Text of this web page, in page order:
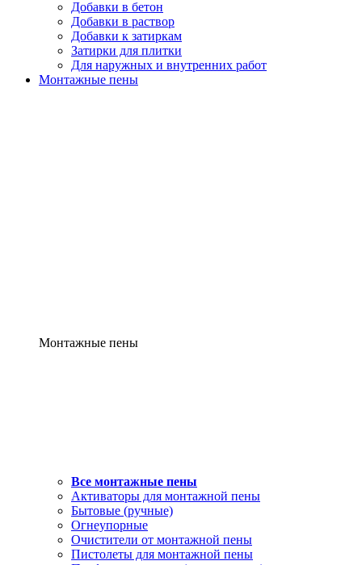
Добавки в бетон
Добавки в раствор
Добавки к затиркам
Затирки для плитки
Для наружных и внутренних работ
Монтажные пены
Монтажные пены
Все монтажные пены
Активаторы для монтажной пены
Бытовые (ручные)
Огнеупорные
Очистители от монтажной пены
Пистолеты для монтажной пены